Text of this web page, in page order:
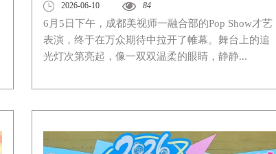
2026-06-10 84
6月5日下午，成都美视师一融合部的Pop Show才艺
表演，终于在万众期待中拉开了帷幕。舞台上的追
光灯次第亮起，像一双双温柔的眼睛，静静...